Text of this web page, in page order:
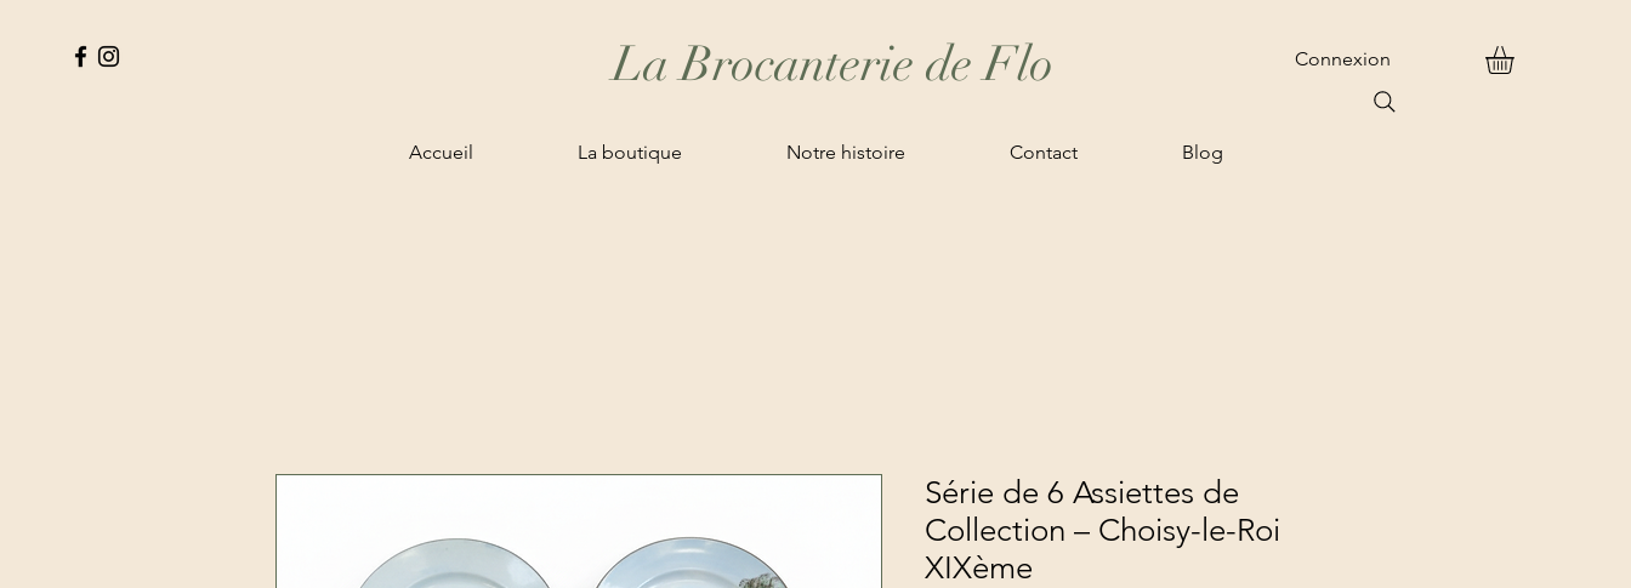
Connexion
La Brocanterie de Flo
Accueil La boutique Notre histoire Contact Blog
Série de 6 Assiettes de
Collection – Choisy-le-Roi
XIXème